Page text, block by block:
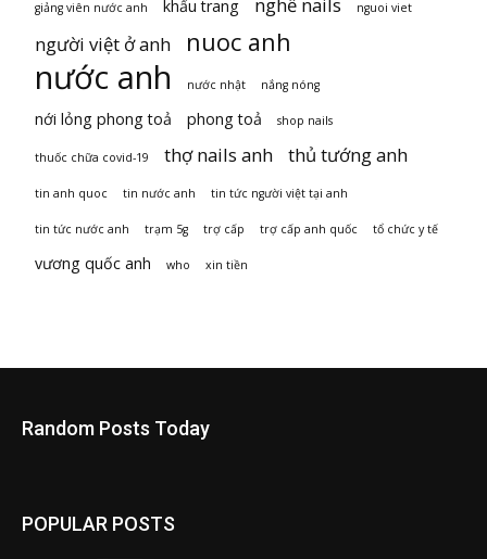
giảng viên nước anh khẩu trang nguoi viet
người việt ở anh nuoc anh
nước anh nước nhật nắng nóng
nới lỏng phong toả phong toả shop nails
thuốc chữa covid-19 thợ nails anh thủ tướng anh
tin anh quoc tin nước anh tin tức người việt tại anh
tin tức nước anh trạm 5g trợ cấp trợ cấp anh quốc tổ chức y tế
vương quốc anh who xin tiền
Random Posts Today
POPULAR POSTS